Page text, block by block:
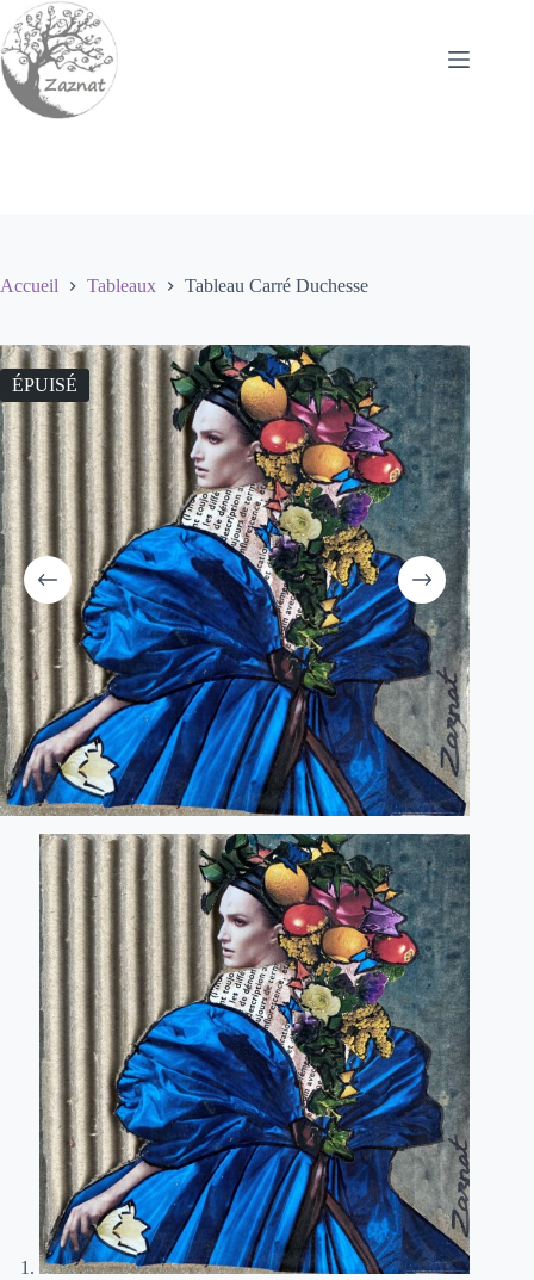
Passer
au
contenu
Accueil Tableaux Tableau Carré Duchesse
ÉPUISÉ